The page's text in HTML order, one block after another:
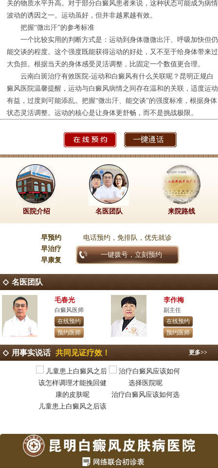
关的物质水平升高。对于部分白癜风患者来说，这种状态可能成为病情
波动的诱因之一。运动虽好，但并非越累越有效。
把握“微出汗”的参考标准
一个比较实用的判断方式是：运动到身体微微出汗、呼吸加快但仍
能交谈的程度。这个强度既能获得运动的好处，又不至于给身体带来过
大负担。根据当天的身体感受灵活调整，比固定一个数值更合理。
云南白斑治疗有效医院-运动和白癜风有什么关联呢？昆明正规白
癜风医院温馨提醒，运动与白癜风病情之间存在温和的关联，适度运动
有益，过度则可能添乱。把握“微出汗、能交谈”的强度标准，根据身体
状态灵活调整。运动的核心是让身体更舒畅，而不是挑战极限。
医院介绍 名医团队 来院路线
早预约
早治疗
早康复
电话预约，免排队，优先就诊
一键拨号，立刻预约
名医团队
毛春光
白癜风医师
在线预约
预约医师
李作梅
副主任
在线预约
预约医师
更多>>
用事实说话 共同见证疗效！
儿童患上白癜风之后该
治疗白癜风应该如何选